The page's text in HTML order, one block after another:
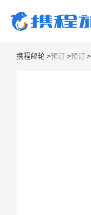
携程邮轮 >预订 >预订 >